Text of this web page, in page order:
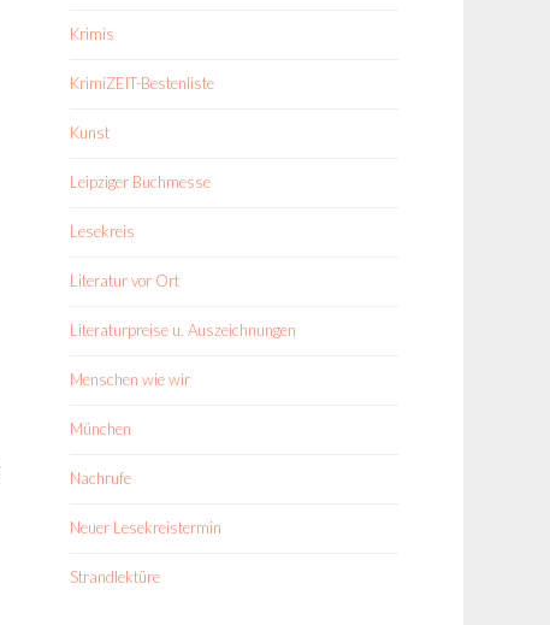
Krimis
KrimiZEIT-Bestenliste
Kunst
Leipziger Buchmesse
Lesekreis
Literatur vor Ort
Literaturpreise u. Auszeichnungen
Menschen wie wir
München
Nachrufe
Neuer Lesekreistermin
Strandlektüre